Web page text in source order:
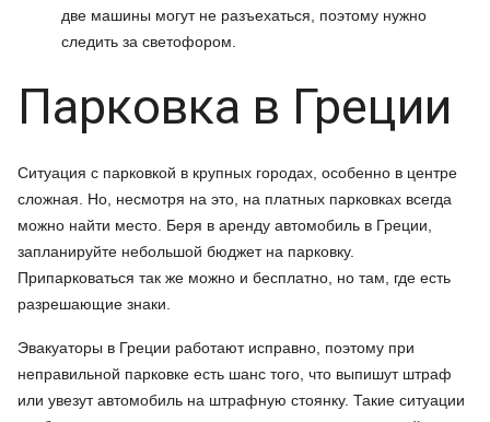
две машины могут не разъехаться, поэтому нужно
следить за светофором.
Парковка в Греции
Ситуация с парковкой в крупных городах, особенно в центре
сложная. Но, несмотря на это, на платных парковках всегда
можно найти место. Беря в аренду автомобиль в Греции,
запланируйте небольшой бюджет на парковку.
Припарковаться так же можно и бесплатно, но там, где есть
разрешающие знаки.
Эвакуаторы в Греции работают исправно, поэтому при
неправильной парковке есть шанс того, что выпишут штраф
или увезут автомобиль на штрафную стоянку. Такие ситуации